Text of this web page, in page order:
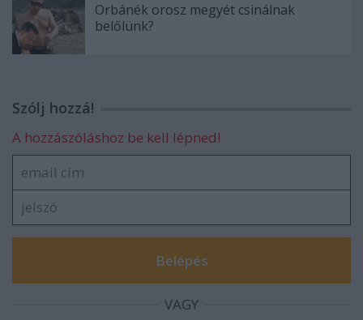
Orbánék orosz megyét csinálnak
belőlünk?
Szólj hozzá!
A hozzászóláshoz be kell lépned!
VAGY